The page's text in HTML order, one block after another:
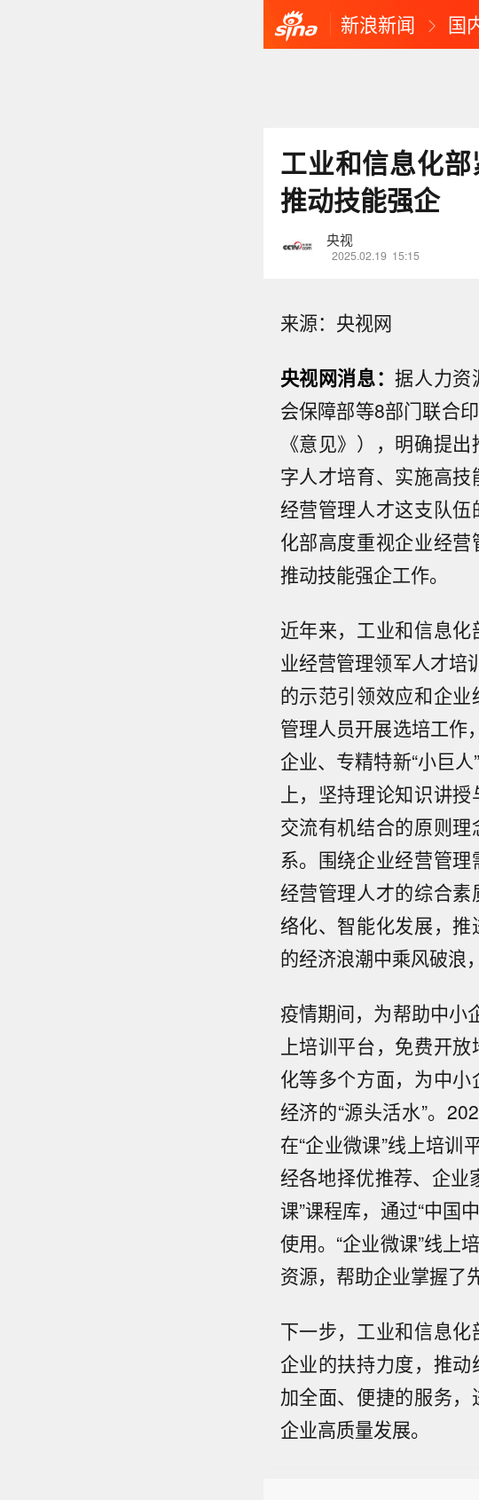
新浪新闻 国
工业和信息化
推动技能强企
央视
2025.02.19 15:15
来源：央视网
央视网消息：据人力资
会保障部等8部门联合
《意见》），明确提
字人才培育、实施高
经营管理人才这支队
化部高度重视企业经
推动技能强企工作。
近年来，工业和信息
业经营管理领军人才培
的示范引领效应和企
管理人员开展选培工作
企业、专精特新“小巨
上，坚持理论知识讲
交流有机结合的原则
系。围绕企业经营管
经营管理人才的综合
络化、智能化发展，
的经济浪潮中乘风破浪
疫情期间，为帮助中小
上培训平台，免费开
化等多个方面，为中
经济的“源头活水”。
在“企业微课”线上培训
经各地择优推荐、企业
课”课程库，通过“中国
使用。“企业微课”线上
资源，帮助企业掌握了
下一步，工业和信息
企业的扶持力度，推
加全面、便捷的服务
企业高质量发展。